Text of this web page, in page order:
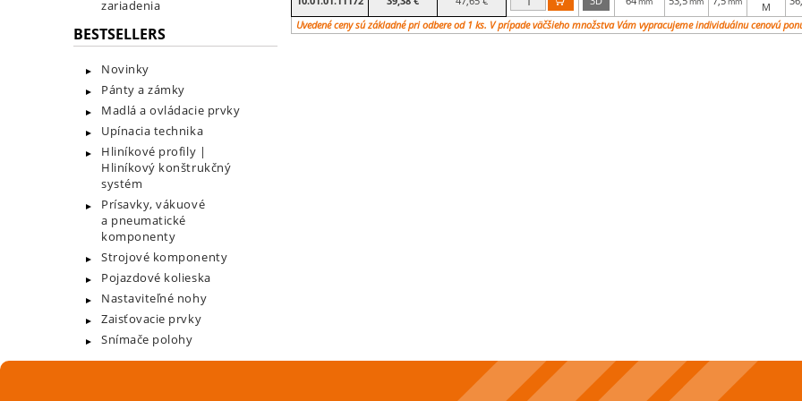
zariadenia
BESTSELLERS
Novinky
Pánty a zámky
Madlá a ovládacie prvky
Upínacia technika
Hliníkové profily |
Hliníkový konštrukčný
systém
Prísavky, vákuové
a pneumatické
komponenty
Strojové komponenty
Pojazdové kolieska
Nastaviteľné nohy
Zaisťovacie prvky
Snímače polohy
M
Uvedené ceny sú základné pri odbere od 1 ks. V prípade väčšieho množstva Vám vypracujeme individuálnu cenovú